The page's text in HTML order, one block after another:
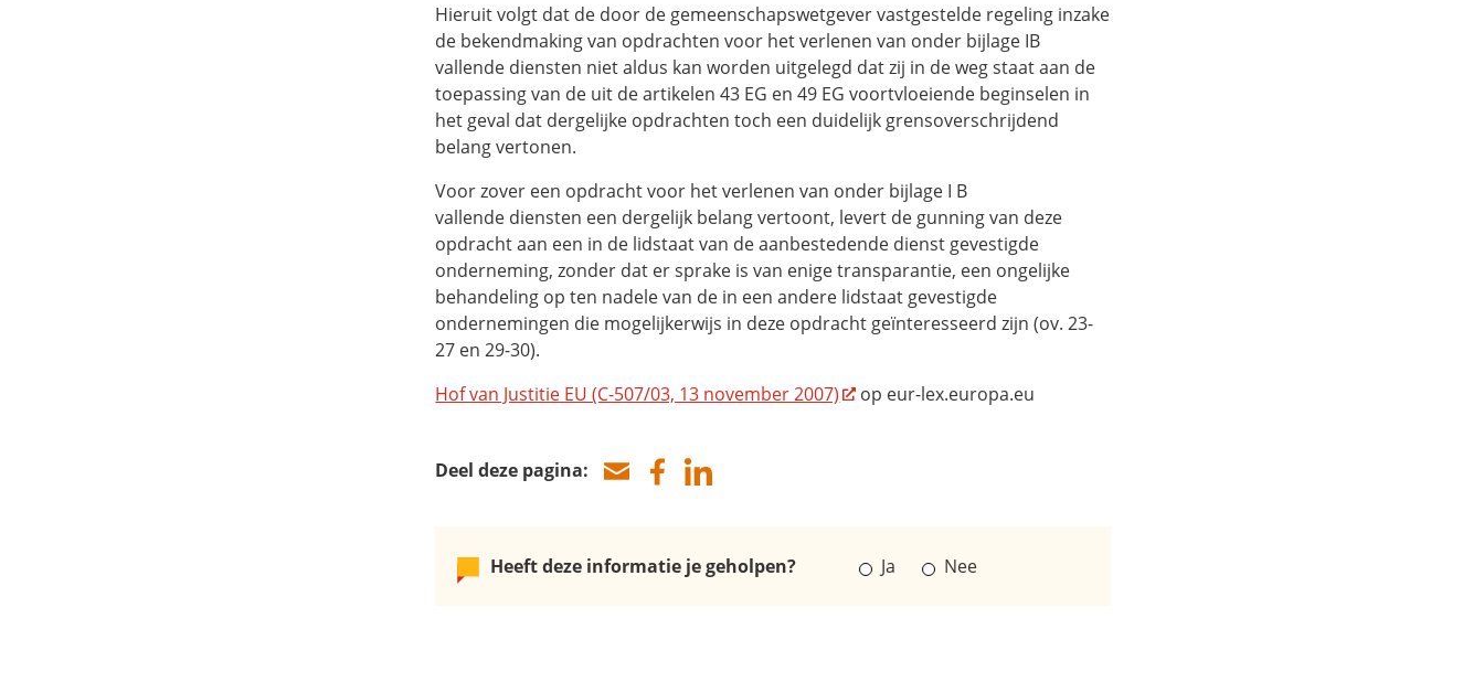
Hieruit volgt dat de door de gemeenschapswetgever vastgestelde regeling inzake
de bekendmaking van opdrachten voor het verlenen van onder bijlage IB
vallende diensten niet aldus kan worden uitgelegd dat zij in de weg staat aan de
toepassing van de uit de artikelen 43 EG en 49 EG voortvloeiende beginselen in
het geval dat dergelijke opdrachten toch een duidelijk grensoverschrijdend
belang vertonen.
Voor zover een opdracht voor het verlenen van onder bijlage I B
vallende diensten een dergelijk belang vertoont, levert de gunning van deze
opdracht aan een in de lidstaat van de aanbestedende dienst gevestigde
onderneming, zonder dat er sprake is van enige transparantie, een ongelijke
behandeling op ten nadele van de in een andere lidstaat gevestigde
ondernemingen die mogelijkerwijs in deze opdracht geïnteresseerd zijn (ov. 23-
27 en 29-30).
Hof van Justitie EU (C-507/03, 13 november 2007)
op eur-lex.europa.eu
Deel deze pagina:
Heeft deze informatie je geholpen? Ja Nee